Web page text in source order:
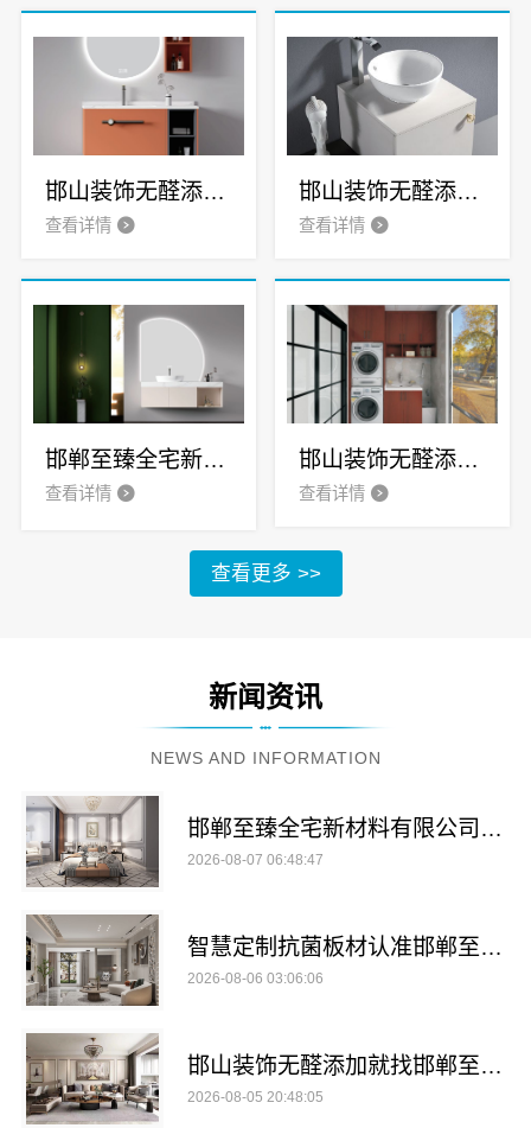
邯山装饰无醛添加邯郸至臻全宅新材料有限公司
查看详情
邯山装饰无醛添加，至臻全宅健康守护
查看详情
邯郸至臻全宅新材料有限公司·邯山健康设计引领全宅新风尚
查看详情
邯山装饰无醛添加，邯郸至臻全宅新材料有限公司实现即装即住
查看详情
查看更多 >>
新闻资讯
NEWS AND INFORMATION
邯郸至臻全宅新材料有限公司提供邯山健康设计
2026-08-07 06:48:47
智慧定制抗菌板材认准邯郸至臻全宅新材料有限公司
2026-08-06 03:06:06
邯山装饰无醛添加就找邯郸至臻全宅新材料有限公司
2026-08-05 20:48:05